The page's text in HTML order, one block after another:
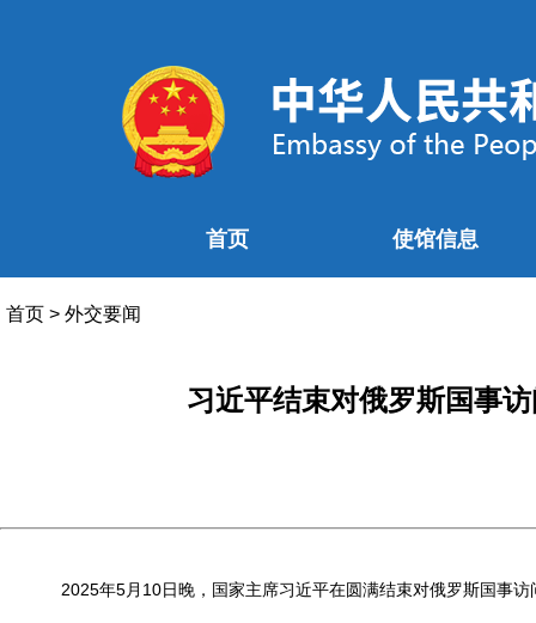
首页 使馆信息
首页 > 外交要闻
习近平结束对俄罗斯国事
2025年5月10日晚，国家主席习近平在圆满结束对俄罗斯国事